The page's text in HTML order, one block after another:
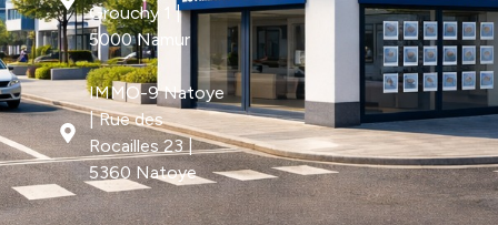
Grouchy 1 |
5000 Namur
IMMO-9 Natoye
| Rue des
Rocailles 23 |
5360 Natoye